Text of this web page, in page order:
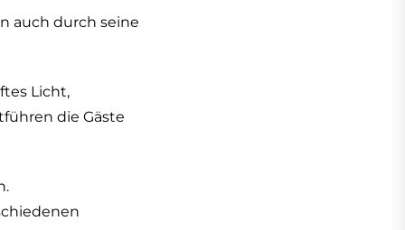
auch durch seine
Licht,
die Gäste